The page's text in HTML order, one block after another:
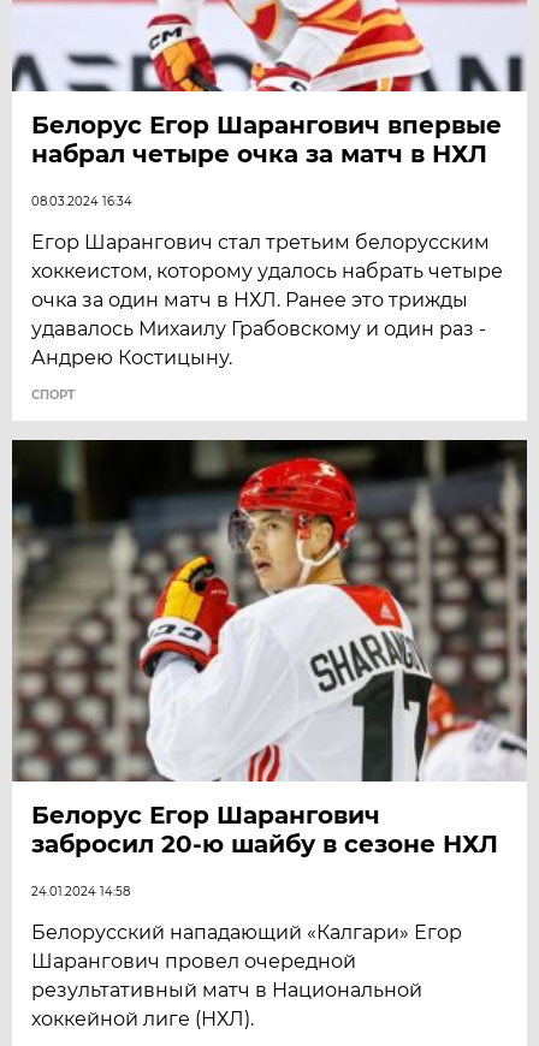
Белорус Егор Шарангович впервые
набрал четыре очка за матч в НХЛ
08.03.2024 16:34
Егор Шарангович стал третьим белорусским
хоккеистом, которому удалось набрать четыре
очка за один матч в НХЛ. Ранее это трижды
удавалось Михаилу Грабовскому и один раз -
Андрею Костицыну.
СПОРТ
Белорус Егор Шарангович
забросил 20-ю шайбу в сезоне НХЛ
24.01.2024 14:58
Белорусский нападающий «Калгари» Егор
Шарангович провел очередной
результативный матч в Национальной
хоккейной лиге (НХЛ).